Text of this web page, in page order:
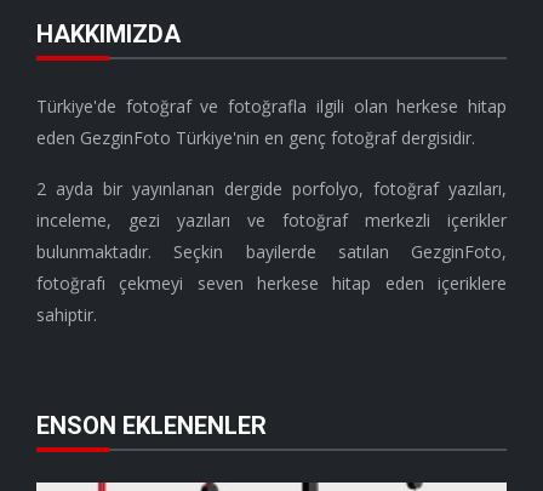
HAKKIMIZDA
Türkiye'de fotoğraf ve fotoğrafla ilgili olan herkese hitap
eden GezginFoto Türkiye'nin en genç fotoğraf dergisidir.
2 ayda bir yayınlanan dergide porfolyo, fotoğraf yazıları,
inceleme, gezi yazıları ve fotoğraf merkezli içerikler
bulunmaktadır. Seçkin bayilerde satılan GezginFoto,
fotoğrafı çekmeyi seven herkese hitap eden içeriklere
sahiptir.
ENSON EKLENENLER